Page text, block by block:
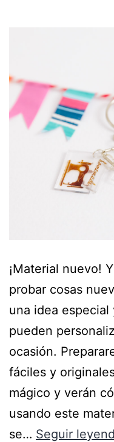
¡Material nuevo!
probar cosas
una idea
pueden
ocasión.
fáciles y
mágico y verán
usando este
se… Seguir